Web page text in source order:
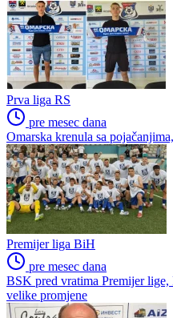
Prva liga RS
pre mesec dana
Omarska krenula sa
Premijer liga BiH
pre mesec dana
BSK pred vratima Premijer
velike promjene